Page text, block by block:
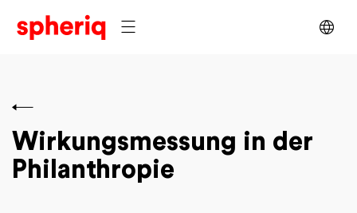
Wirkungsmessung in der
Philanthropie